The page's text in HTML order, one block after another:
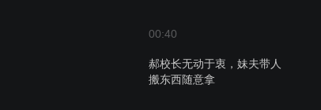
00:40
郝校长无动于衷，妹夫带人
搬东西随意拿